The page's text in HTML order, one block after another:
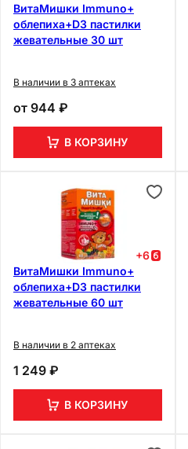
ВитаМишки Immuno+
облепиха+D3 пастилки
жевательные 30 шт
В наличии в 3 аптеках
от 944 ₽
В КОРЗИНУ
+6
ВитаМишки Immuno+
облепиха+D3 пастилки
жевательные 60 шт
В наличии в 2 аптеках
1 249 ₽
В КОРЗИНУ